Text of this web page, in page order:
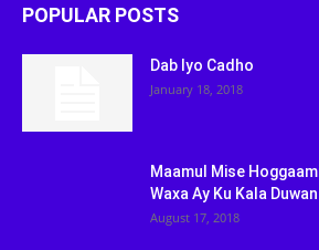
POPULAR POSTS
Dab Iyo Cadho
January 18, 2018
Maamul Mise
Waxa Ay Ku Kala
August 17, 2018